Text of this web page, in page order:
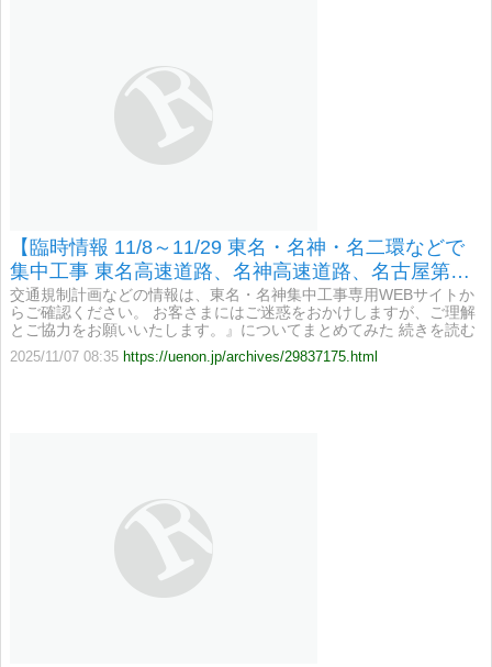
【臨時情報 11/8～11/29 東名・名神・名二環などで
集中工事 東名高速道路、名神高速道路、名古屋第二
環状自動車道などで、集中工事を実施】
交通規制計画などの情報は、東名・名神集中工事専用WEBサイトか
らご確認ください。 お客さまにはご迷惑をおかけしますが、ご理解
とご協力をお願いいたします。』についてまとめてみた 続きを読む
2025/11/07 08:35 https://uenon.jp/archives/29837175.html